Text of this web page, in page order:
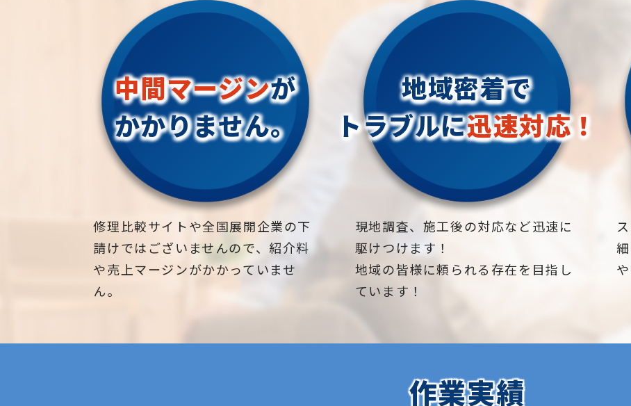
中間マージンが
かかりません。
修理比較サイトや全国展開企業の下
請けではございませんので、紹介料
や売上マージンがかかっていませ
ん。
地域密着で
トラブルに迅速対応！
現地調査、施工後の対応など迅速に
駆けつけます！
地域の皆様に頼られる存在を目指し
ています！
作業実績